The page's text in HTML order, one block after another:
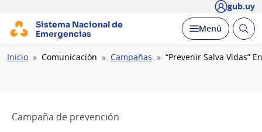
gub.uy
Sistema Nacional de
Emergencias
Desplegar
Menú Abrir
Ruta
Inicio Comunicación Campañas “Prevenir Salva Vidas”
Campaña de prevención